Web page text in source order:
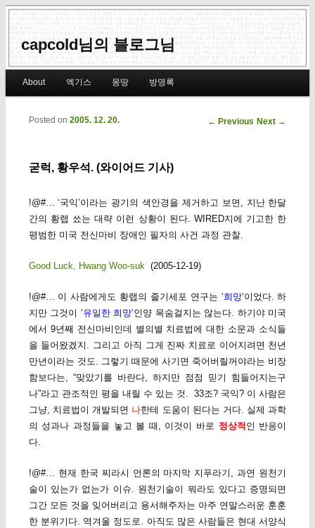
capcold님의 블로그님
Skip to primary content
Skip to secondary content
About 엑기스 몽땅 방명록
Post navigation
← Previous Next →
굳럭, 황우석. (와이어드 기사)
Posted on 2005. 12. 20.
!@#… ‘국익’이라는 광기의 색안경을 제거하고 보면, 지난 한달
간의 황랩 쑈는 대략 이런 상황이 된다. WIRED지에 기고한 한
평범한 미국 전신마비 장애인 필자의 사건 과정 관찰.
Good Luck, Hwang Woo-suk (2005-12-19)
!@#… 이 사람에게도 황랩의 줄기세포 연구는 ‘희망‘이었다. 하
지만 그것이 ‘유일한 희망‘인양 목숨걸지는 않는다. 하기야 미국
에서 9년째 전신마비인데 별의별 치료법에 대한 소문과 소식들
을 들어왔겠지. 그리고 아직 그게 진짜 치료로 이어지려면 천년
만년이라는 것도. 그렇기 때문에 사기면 죽어버릴꺼야라는 비장
함보다는, “맞았기를 바란다, 하지만 점점 믿기 힘들어지는구
나”라고 관조적인 평을 내릴 수 있는 것. 33조? 국익? 이 사람은
그냥, 치료법이 개발되면 나한테 도움이 된다는 거다. 실제 과학
의 성과나 과정들을 놓고 볼 때, 이것이 바로 정상적 인 반응이
다.
!@#… 현재 한국 찌라시 언론의 마지막 지푸라기, 과연 원천기
술이 있는가 없는가 이슈. 원천기술이 뭐라도 있다고 증명되면
그간 모든 것을 잊어버리고 용서해주자는 아주 연말스러운 훈훈
한 분위기다. 역겨울 정도로. 아직도 많은 사람들은 현대 서양식